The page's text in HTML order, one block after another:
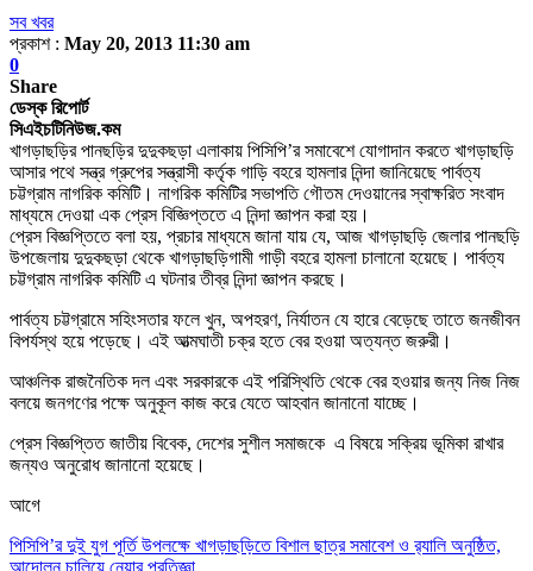
সব খবর
প্রকাশ : May 20, 2013 11:30 am
0
Share
ডেস্ক রিপোর্ট
সিএইচটিনিউজ.কম
খাগড়াছড়ির পানছড়ির দুদুকছড়া এলাকায় পিসিপি’র সমাবেশে যোগাদান করতে খাগড়াছড়ি
আসার পথে সন্ত্র গ্রুপের সন্ত্রাসী কর্তৃক গাড়ি বহরে হামলার নিন্দা জানিয়েছে পার্বত্য
চট্টগ্রাম নাগরিক কমিটি। নাগরিক কমিটির সভাপতি গৌতম দেওয়ানের স্বাক্ষরিত সংবাদ
মাধ্যমে দেওয়া এক প্রেস বিজ্ঞিপ্ততে এ নিন্দা জ্ঞাপন করা হয়।
প্রেস বিজ্ঞপ্তিতে বলা হয়, প্রচার মাধ্যমে জানা যায় যে, আজ খাগড়াছড়ি জেলার পানছড়ি
উপজেলায় দুদুকছড়া থেকে খাগড়াছড়িগামী গাড়ী বহরে হামলা চালানো হয়েছে। পার্বত্য
চট্টগ্রাম নাগরিক কমিটি এ ঘটনার তীব্র নিন্দা জ্ঞাপন করছে।
পার্বত্য চট্টগ্রামে সহিংসতার ফলে খুন, অপহরণ, নির্যাতন যে হারে বেড়েছে তাতে জনজীবন
বিপর্যস্থ হয়ে পড়েছে। এই আত্মঘাতী চক্র হতে বের হওয়া অত্যন্ত জরুরী।
আঞ্চলিক রাজনৈতিক দল এবং সরকারকে এই পরিস্থিতি থেকে বের হওয়ার জন্য নিজ নিজ
বলয়ে জনগণের পক্ষে অনুকূল কাজ করে যেতে আহবান জানানো যাচ্ছে।
প্রেস বিজ্ঞপ্তিত জাতীয় বিবেক, দেশের সুশীল সমাজকে এ বিষয়ে সক্রিয় ভূমিকা রাখার
জন্যও অনুরোধ জানানো হয়েছে।
আগে
পিসিপি’র দুই যুগ পূর্তি উপলক্ষে খাগড়াছড়িতে বিশাল ছাত্র সমাবেশ ও র‌্যালি অনুষ্ঠিত,
আন্দোলন চালিয়ে নেয়ার প্রতিজ্ঞা